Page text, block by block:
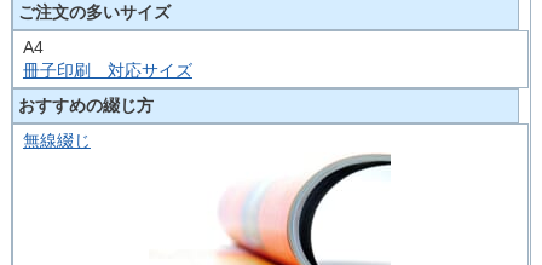
ご注文の多いサイズ
A4
冊子印刷 対応サイズ
おすすめの綴じ方
無線綴じ